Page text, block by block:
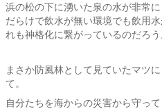
浜の松の下に湧いた泉の水が非常
だらけで飲水が無い環境でも飲用
れも神格化に繋がっているのだろう
まさか防風林として見ていたマツ
て。
自分たちを海からの災害から守っ